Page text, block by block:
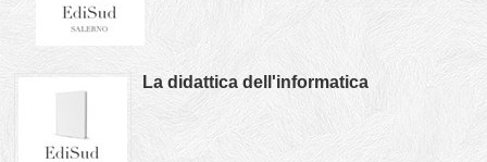
La didattica dell'informatica